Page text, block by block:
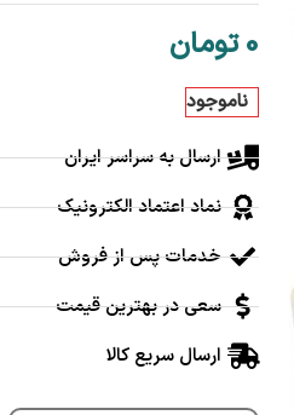
0 تومان
ناموجود
ارسال به سراسر ایران
نماد اعتماد الکترونیک
خدمات پس از فروش
سعی در بهترین قیمت
ارسال سریع کالا